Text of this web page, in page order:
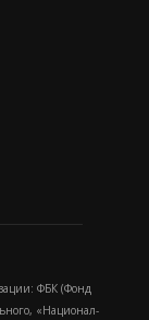
ФБК (Фонд
«Национал-